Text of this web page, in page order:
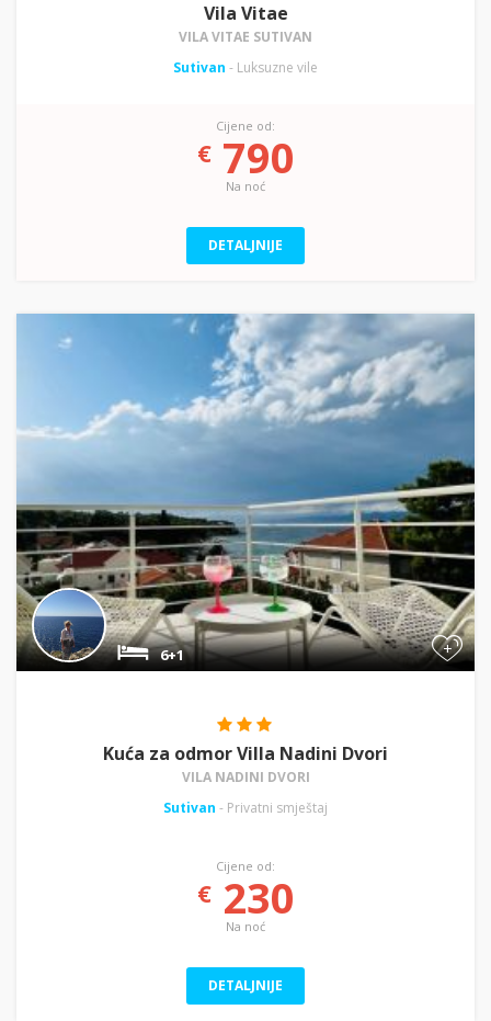
Vila Vitae
VILA VITAE SUTIVAN
Sutivan - Luksuzne vile
Cijene od:
€790
Na noć
DETALJNIJE
+
6+1
Kuća za odmor Villa Nadini Dvori
VILA NADINI DVORI
Sutivan - Privatni smještaj
Cijene od:
€230
Na noć
DETALJNIJE